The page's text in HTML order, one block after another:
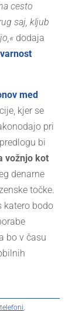
cesto
saj, kljub
dodaja
med
kjer se
pri
bi
vožnjo kot
denarne
točke.
katero bodo
bo v času
,